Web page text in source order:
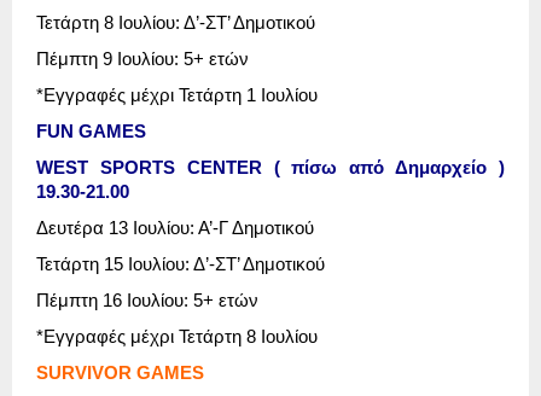
Τετάρτη 8 Ιουλίου: Δ’-ΣΤ’ Δημοτικού
Πέμπτη 9 Ιουλίου: 5+ ετών
*Εγγραφές μέχρι Τετάρτη 1 Ιουλίου
FUN GAMES
WEST SPORTS CENTER
( πίσω από Δημαρχείο)
19.30-21.00
Δευτέρα 13 Ιουλίου: Α’-Γ Δημοτικού
Τετάρτη 15 Ιουλίου: Δ’-ΣΤ’ Δημοτικού
Πέμπτη 16 Ιουλίου: 5+ ετών
*Εγγραφές μέχρι Τετάρτη 8 Ιουλίου
SURVIVOR GAMES